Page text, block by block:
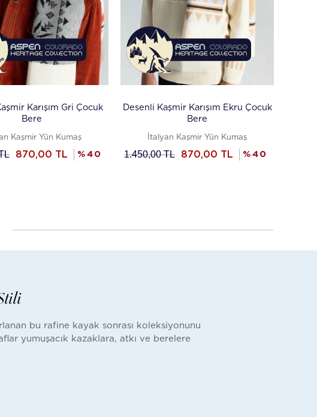
Karışım Gri Çocuk
Bere
Kaşmir Yün Kumaş
870,00 TL %40
Desenli Kaşmir Karışım Ekru Çocuk
Bere
İtalyan Kaşmir Yün Kumaş
1.450,00TL 870,00 TL %40
bu rafine kayak sonrası koleksiyonunu
yumuşacık kazaklara, atkı ve berelere